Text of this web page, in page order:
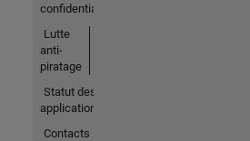
confidentialité
Lutte
anti-
piratage
Statut des
applications
Contacts